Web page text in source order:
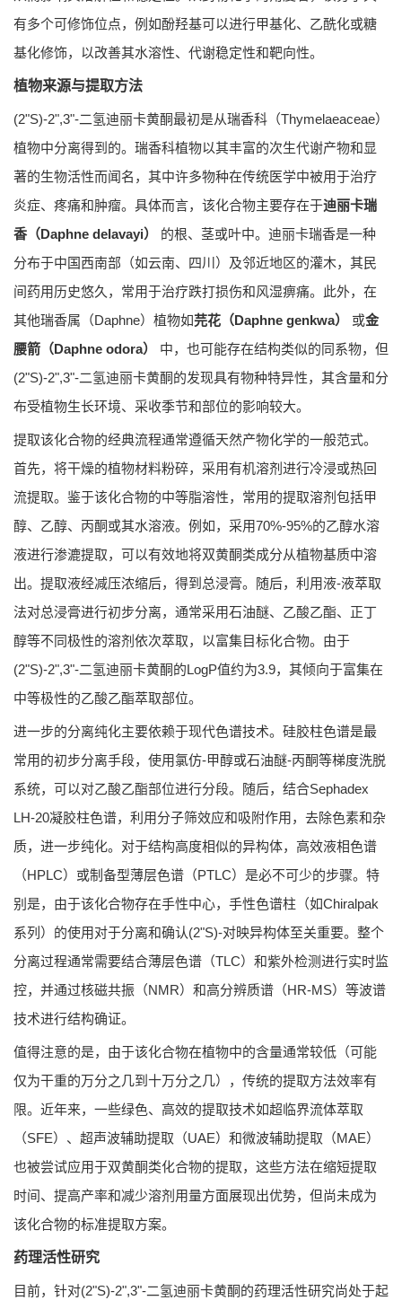
有多个可修饰位点，例如酚羟基可以进行甲基化、乙酰化或糖
基化修饰，以改善其水溶性、代谢稳定性和靶向性。
植物来源与提取方法
(2"S)-2",3"-二氢迪丽卡黄酮最初是从瑞香科（Thymelaeaceae）
植物中分离得到的。瑞香科植物以其丰富的次生代谢产物和显
著的生物活性而闻名，其中许多物种在传统医学中被用于治疗
炎症、疼痛和肿瘤。具体而言，该化合物主要存在于迪丽卡瑞
香（Daphne delavayi）
的根、茎或叶中。迪丽卡瑞香是一种
分布于中国西南部（如云南、四川）及邻近地区的灌木，其民
间药用历史悠久，常用于治疗跌打损伤和风湿痹痛。此外，在
其他瑞香属（Daphne）植物如芫花（Daphne genkwa） 或金
腰箭（Daphne odora）
中，也可能存在结构类似的同系物，但
(2"S)-2",3"-二氢迪丽卡黄酮的发现具有物种特异性，其含量和分
布受植物生长环境、采收季节和部位的影响较大。
提取该化合物的经典流程通常遵循天然产物化学的一般范式。
首先，将干燥的植物材料粉碎，采用有机溶剂进行冷浸或热回
流提取。鉴于该化合物的中等脂溶性，常用的提取溶剂包括甲
醇、乙醇、丙酮或其水溶液。例如，采用70%-95%的乙醇水溶
液进行渗漉提取，可以有效地将双黄酮类成分从植物基质中溶
出。提取液经减压浓缩后，得到总浸膏。随后，利用液-液萃取
法对总浸膏进行初步分离，通常采用石油醚、乙酸乙酯、正丁
醇等不同极性的溶剂依次萃取，以富集目标化合物。由于
(2"S)-2",3"-二氢迪丽卡黄酮的LogP值约为3.9，其倾向于富集在
中等极性的乙酸乙酯萃取部位。
进一步的分离纯化主要依赖于现代色谱技术。硅胶柱色谱是最
常用的初步分离手段，使用氯仿-甲醇或石油醚-丙酮等梯度洗脱
系统，可以对乙酸乙酯部位进行分段。随后，结合Sephadex
LH-20凝胶柱色谱，利用分子筛效应和吸附作用，去除色素和杂
质，进一步纯化。对于结构高度相似的异构体，高效液相色谱
（HPLC）或制备型薄层色谱（PTLC）是必不可少的步骤。特
别是，由于该化合物存在手性中心，手性色谱柱（如Chiralpak
系列）的使用对于分离和确认(2"S)-对映异构体至关重要。整个
分离过程通常需要结合薄层色谱（TLC）和紫外检测进行实时监
控，并通过核磁共振（NMR）和高分辨质谱（HR-MS）等波谱
技术进行结构确证。
值得注意的是，由于该化合物在植物中的含量通常较低（可能
仅为干重的万分之几到十万分之几），传统的提取方法效率有
限。近年来，一些绿色、高效的提取技术如超临界流体萃取
（SFE）、超声波辅助提取（UAE）和微波辅助提取（MAE）
也被尝试应用于双黄酮类化合物的提取，这些方法在缩短提取
时间、提高产率和减少溶剂用量方面展现出优势，但尚未成为
该化合物的标准提取方案。
药理活性研究
目前，针对(2"S)-2",3"-二氢迪丽卡黄酮的药理活性研究尚处于起